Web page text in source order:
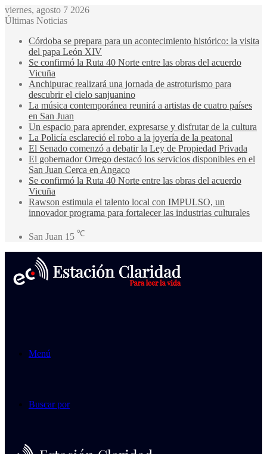
viernes, agosto 7 2026
Últimas Noticias
Córdoba se prepara para un acontecimiento histórico: la visita
del papa León XIV
Se confirmó la Ruta 40 Norte entre las obras del acuerdo
Vicuña
Anchipurac realizará una jornada de astroturismo para
descubrir el cielo sanjuanino
La música contemporánea reunirá a artistas de cuatro países
en San Juan
Un espacio para aprender, expresarse y disfrutar de la cultura
La Policía esclareció el robo a la joyería de la peatonal
El Senado comenzó a debatir la Ley de Propiedad Privada
El gobernador Orrego destacó los servicios disponibles en el
San Juan Cerca en Angaco
Se confirmó la Ruta 40 Norte entre las obras del acuerdo
Vicuña
Rawson estimula el talento local con IMPULSO, un
innovador programa para fortalecer las industrias culturales
San Juan 15 ℃
Menú
Buscar por